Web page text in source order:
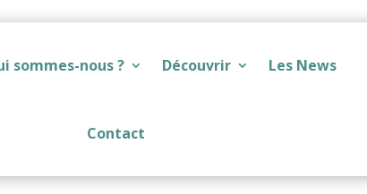
sommes-nous ? Découvrir Les News
Contact